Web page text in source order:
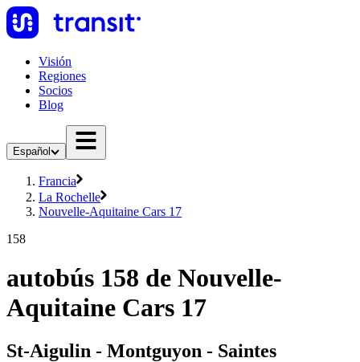
Visión
Regiones
Socios
Blog
Español
Francia
La Rochelle
Nouvelle-Aquitaine Cars 17
158
autobús 158 de Nouvelle-
Aquitaine Cars 17
St-Aigulin - Montguyon - Saintes